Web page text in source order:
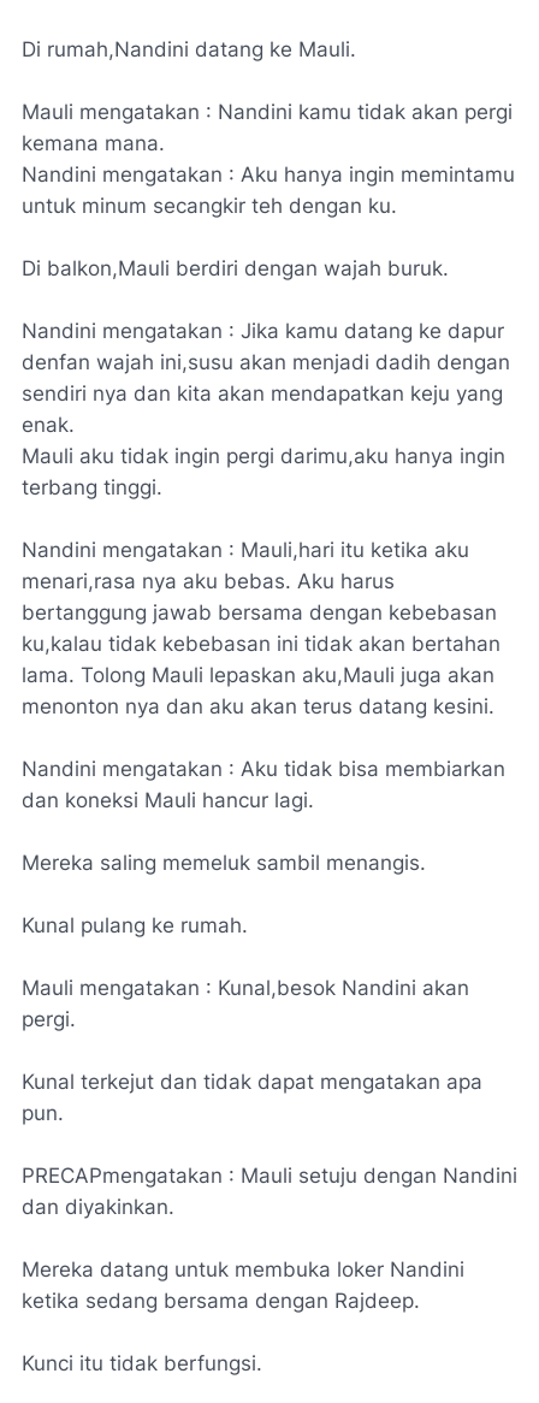
Di rumah,Nandini datang ke Mauli.
Mauli mengatakan : Nandini kamu tidak akan pergi
kemana mana.
Nandini mengatakan : Aku hanya ingin memintamu
untuk minum secangkir teh dengan ku.
Di balkon,Mauli berdiri dengan wajah buruk.
Nandini mengatakan : Jika kamu datang ke dapur
denfan wajah ini,susu akan menjadi dadih dengan
sendiri nya dan kita akan mendapatkan keju yang
enak.
Mauli aku tidak ingin pergi darimu,aku hanya ingin
terbang tinggi.
Nandini mengatakan : Mauli,hari itu ketika aku
menari,rasa nya aku bebas. Aku harus
bertanggung jawab bersama dengan kebebasan
ku,kalau tidak kebebasan ini tidak akan bertahan
lama. Tolong Mauli lepaskan aku,Mauli juga akan
menonton nya dan aku akan terus datang kesini.
Nandini mengatakan : Aku tidak bisa membiarkan
dan koneksi Mauli hancur lagi.
Mereka saling memeluk sambil menangis.
Kunal pulang ke rumah.
Mauli mengatakan : Kunal,besok Nandini akan
pergi.
Kunal terkejut dan tidak dapat mengatakan apa
pun.
PRECAPmengatakan : Mauli setuju dengan Nandini
dan diyakinkan.
Mereka datang untuk membuka loker Nandini
ketika sedang bersama dengan Rajdeep.
Kunci itu tidak berfungsi.